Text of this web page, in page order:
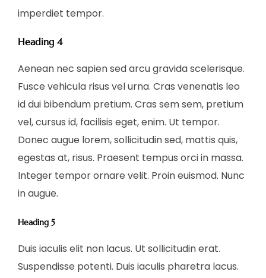
imperdiet tempor.
Heading 4
Aenean nec sapien sed arcu gravida scelerisque.
Fusce vehicula risus vel urna. Cras venenatis leo
id dui bibendum pretium. Cras sem sem, pretium
vel, cursus id, facilisis eget, enim. Ut tempor.
Donec augue lorem, sollicitudin sed, mattis quis,
egestas at, risus. Praesent tempus orci in massa.
Integer tempor ornare velit. Proin euismod. Nunc
in augue.
Heading 5
Duis iaculis elit non lacus. Ut sollicitudin erat.
Suspendisse potenti. Duis iaculis pharetra lacus.